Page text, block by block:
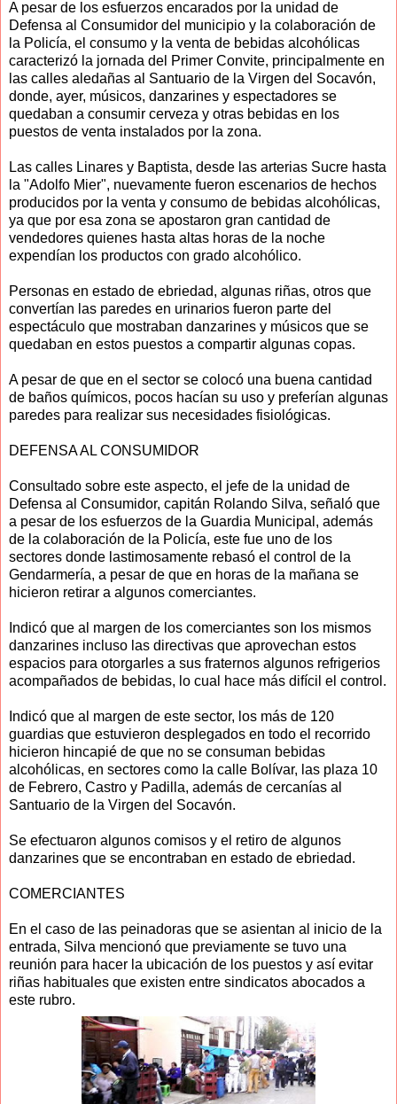
A pesar de los esfuerzos encarados por la unidad de
Defensa al Consumidor del municipio y la colaboración de
la Policía, el consumo y la venta de bebidas alcohólicas
caracterizó la jornada del Primer Convite, principalmente en
las calles aledañas al Santuario de la Virgen del Socavón,
donde, ayer, músicos, danzarines y espectadores se
quedaban a consumir cerveza y otras bebidas en los
puestos de venta instalados por la zona.
Las calles Linares y Baptista, desde las arterias Sucre hasta
la "Adolfo Mier", nuevamente fueron escenarios de hechos
producidos por la venta y consumo de bebidas alcohólicas,
ya que por esa zona se apostaron gran cantidad de
vendedores quienes hasta altas horas de la noche
expendían los productos con grado alcohólico.
Personas en estado de ebriedad, algunas riñas, otros que
convertían las paredes en urinarios fueron parte del
espectáculo que mostraban danzarines y músicos que se
quedaban en estos puestos a compartir algunas copas.
A pesar de que en el sector se colocó una buena cantidad
de baños químicos, pocos hacían su uso y preferían algunas
paredes para realizar sus necesidades fisiológicas.
DEFENSA AL CONSUMIDOR
Consultado sobre este aspecto, el jefe de la unidad de
Defensa al Consumidor, capitán Rolando Silva, señaló que
a pesar de los esfuerzos de la Guardia Municipal, además
de la colaboración de la Policía, este fue uno de los
sectores donde lastimosamente rebasó el control de la
Gendarmería, a pesar de que en horas de la mañana se
hicieron retirar a algunos comerciantes.
Indicó que al margen de los comerciantes son los mismos
danzarines incluso las directivas que aprovechan estos
espacios para otorgarles a sus fraternos algunos refrigerios
acompañados de bebidas, lo cual hace más difícil el control.
Indicó que al margen de este sector, los más de 120
guardias que estuvieron desplegados en todo el recorrido
hicieron hincapié de que no se consuman bebidas
alcohólicas, en sectores como la calle Bolívar, las plaza 10
de Febrero, Castro y Padilla, además de cercanías al
Santuario de la Virgen del Socavón.
Se efectuaron algunos comisos y el retiro de algunos
danzarines que se encontraban en estado de ebriedad.
COMERCIANTES
En el caso de las peinadoras que se asientan al inicio de la
entrada, Silva mencionó que previamente se tuvo una
reunión para hacer la ubicación de los puestos y así evitar
riñas habituales que existen entre sindicatos abocados a
este rubro.